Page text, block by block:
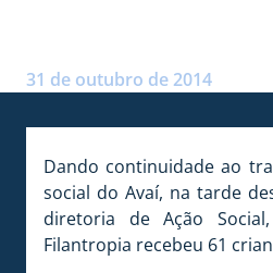
31 de outubro de 2014
Dando continuidade ao
social do Avaí, na tarde
diretoria de Ação
Filantropia recebeu 61